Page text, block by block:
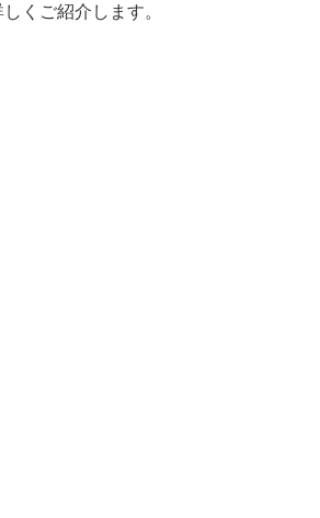
くご紹介します。